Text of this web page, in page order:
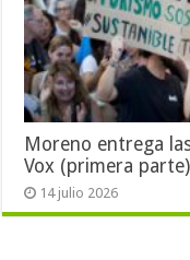
Moreno entrega
Vox (primera parte)
14 julio 2026